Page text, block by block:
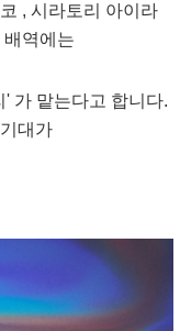
, 시라토리 아이라
역에는
가 맡는다고 합니다.
대가